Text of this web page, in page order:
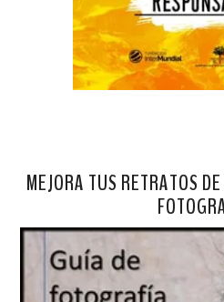
MEJORA TUS RETRATOS